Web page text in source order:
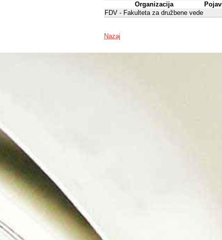
Organizacija
FDV - Fakulteta za družbene vede
Nazaj